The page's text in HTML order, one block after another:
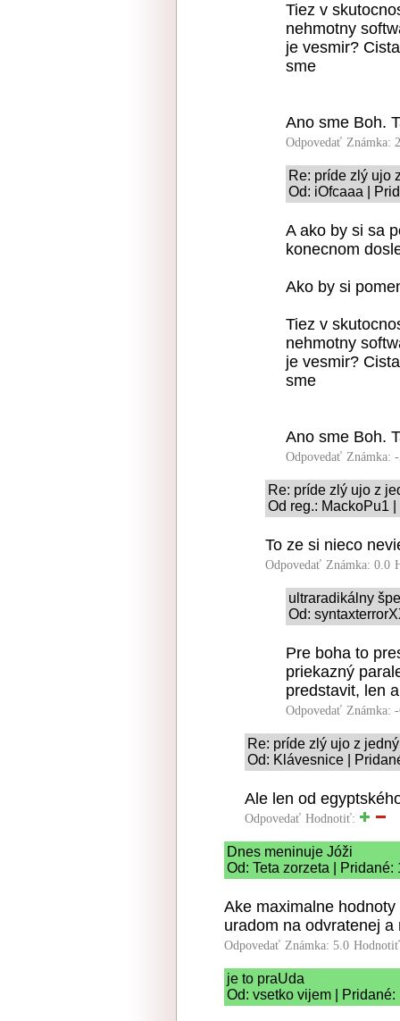
Tiez v
nehmotny
je vesmir?
sme
Ano sme Boh.
Odpovedať Známka:
Re: príde zlý ujo
Od: iOfcaaa |
A ako by si sa
konecnom
Ako by si
Tiez v
nehmotny
je vesmir?
sme
Ano sme Boh.
Odpovedať Známka:
Re: príde zlý ujo z
Od reg.: MackoPu1
To ze si nieco
Odpovedať Známka: 0.0
ultraradikálny
Od:
Pre boha to
priekazný
predstavit, len
Odpovedať Známka:
Re: príde zlý ujo z
Od: Klávesnice |
Ale len od
Odpovedať Hodnotiť:
Dnes meninuje Jóži
Od: Teta zorzeta | Pridané:
Ake maximalne
uradom na odvratenej
Odpovedať Známka: 5.0
je to praUda
Od: vsetko vijem |